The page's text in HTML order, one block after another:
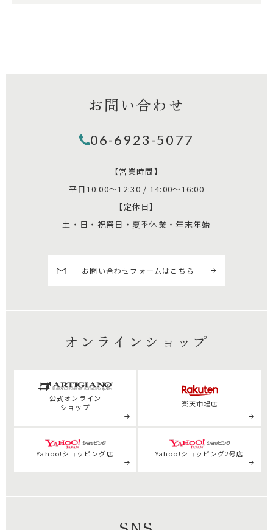
お問い合わせ
06-6923-5077
【営業時間】
平日10:00～12:30 / 14:00～16:00
【定休日】
土・日・祝祭日・夏季休業・年末年始
お問い合わせフォームはこちら
オンラインショップ
公式オンライン
ショップ
楽天市場店
Yahoo!ショッピング店 Yahoo!ショッピング2号店